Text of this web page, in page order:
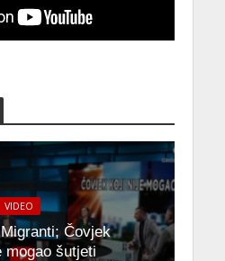
VIDEO
Čovjek
mogao šutjeti